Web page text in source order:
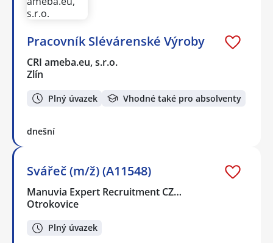
Pracovník Slévárenské Výroby
CRI ameba.eu, s.r.o.
Zlín
Plný úvazek Vhodné také pro absolventy
dnešní
Svářeč (m/ž) (A11548)
Manuvia Expert Recruitment CZ…
Otrokovice
Plný úvazek